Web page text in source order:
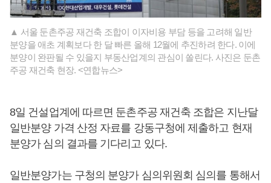
▲ 서울 둔촌주공 재건축 조합이 이자비용 부담 등을 고려해 일반
분양을 애초 계획보다 한 달 빠른 올해 12월에 추진하려 한다. 이에
분양이 완판될 수 있을지 부동산업계의 관심이 쏠린다. 사진은 둔촌
주공 재건축 현장. <연합뉴스>
8일 건설업계에 따르면 둔촌주공 재건축 조합은 지난달
일반분양 가격 산정 자료를 강동구청에 제출하고 현재
분양가 심의 결과를 기다리고 있다.
일반분양가는 구청의 분양가 심의위원회 심의를 통해서